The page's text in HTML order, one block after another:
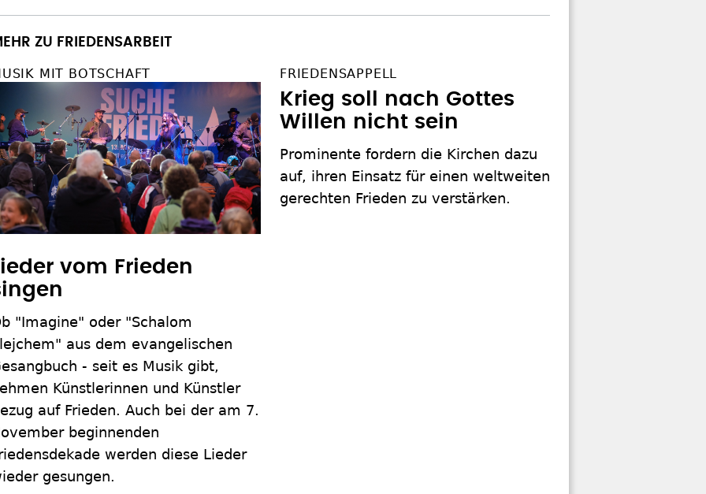
ZU FRIEDENSARBEIT
MIT BOTSCHAFT
vom Frieden
"Imagine" oder "Schalom
aus dem evangelischen
- seit es Musik gibt,
Künstlerinnen und Künstler
auf Frieden. Auch bei der am 7.
beginnenden
werden diese Lieder
gesungen.
FRIEDENSAPPELL
Krieg soll nach Gottes
Willen nicht sein
Prominente fordern die Kirchen dazu
auf, ihren Einsatz für einen weltweiten
gerechten Frieden zu verstärken.